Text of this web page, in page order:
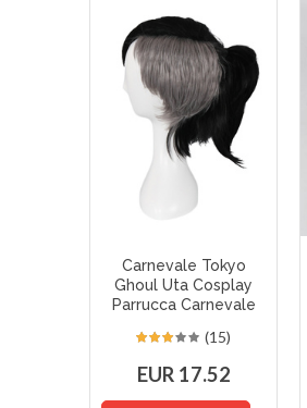
Carnevale Tokyo
Ghoul Uta Cosplay
Parrucca Carnevale
(15)
EUR 17.52